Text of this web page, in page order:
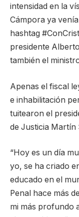
intensidad en la
Cámpora ya
hashtag
presidente
también el
Apenas el fiscal
e inhabilitación
tuitearon el
de Justicia Martín
“Hoy es un día
yo, se ha criado
educado en el
Penal hace más
mi más profundo